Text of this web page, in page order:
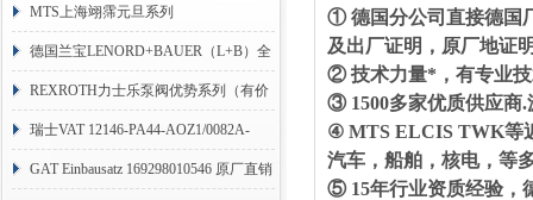
MTS上海翊霈元旦系列
RHM3050MR081A01
德国兰宝LENORD+BAUER（L+B）全
系列编码器
REXROTH力士乐泵阀优势系列（有价
目表）
瑞士VAT 12146-PA44-AOZ1/0082A-
1173938
GAT Einbausatz 169298010546 原厂直销
① 德国分公司直接德国
及出厂证明，原厂地证
② 技术力量*，有专业技
③ 1500多家优质供应商.
④ MTS ELCIS TWK等
汽车，船舶，核电，等
⑤ 15年行业资质经验，